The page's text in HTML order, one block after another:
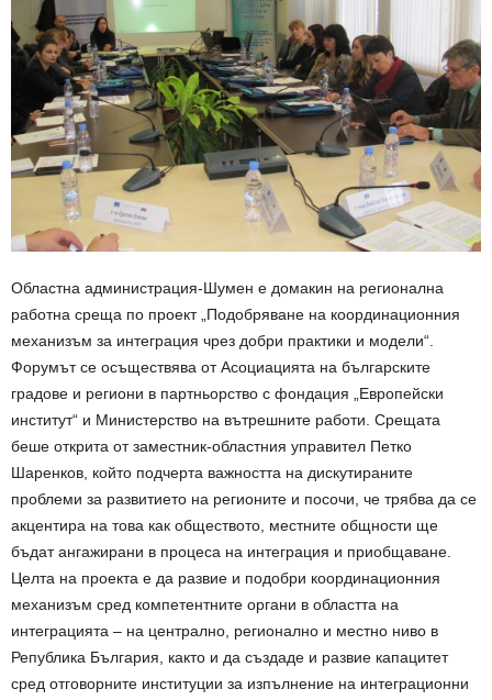
Областна администрация-Шумен е домакин на регионална
работна среща по проект „Подобряване на координационния
механизъм за интеграция чрез добри практики и модели“.
Форумът се осъществява от Асоциацията на българските
градове и региони в партньорство с фондация „Европейски
институт“ и Министерство на вътрешните работи. Срещата
беше открита от заместник-областния управител Петко
Шаренков, който подчерта важността на дискутираните
проблеми за развитието на регионите и посочи, че трябва да се
акцентира на това как обществото, местните общности ще
бъдат ангажирани в процеса на интеграция и приобщаване.
Целта на проекта е да развие и подобри координационния
механизъм сред компетентните органи в областта на
интеграцията – на централно, регионално и местно ниво в
Република България, както и да създаде и развие капацитет
сред отговорните институции за изпълнение на интеграционни